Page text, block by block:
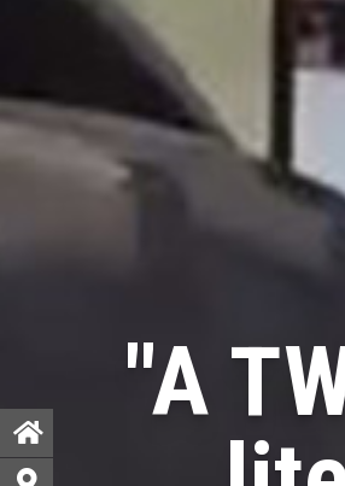
"A